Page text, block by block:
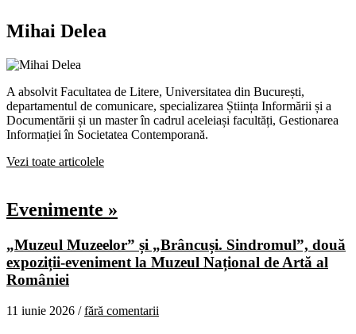
Mihai Delea
A absolvit Facultatea de Litere, Universitatea din București,
departamentul de comunicare, specializarea Știința Informării și a
Documentării și un master în cadrul aceleiași facultăți, Gestionarea
Informației în Societatea Contemporană.
Vezi toate articolele
Evenimente »
„Muzeul Muzeelor” și „Brâncuși. Sindromul”, două
expoziții-eveniment la Muzeul Național de Artă al
României
11 iunie 2026 /fără comentarii